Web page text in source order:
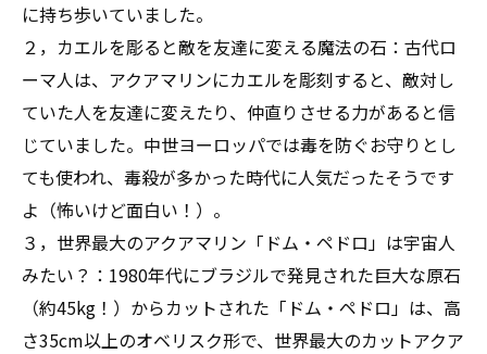
に持ち歩いていました。
２，カエルを彫ると敵を友達に変える魔法の石：古代ロ
ーマ人は、アクアマリンにカエルを彫刻すると、敵対し
ていた人を友達に変えたり、仲直りさせる力があると信
じていました。中世ヨーロッパでは毒を防ぐお守りとし
ても使われ、毒殺が多かった時代に人気だったそうです
よ（怖いけど面白い！）。
３，世界最大のアクアマリン「ドム・ペドロ」は宇宙人
みたい？：1980年代にブラジルで発見された巨大な原石
（約45kg！）からカットされた「ドム・ペドロ」は、高
さ35cm以上のオベリスク形で、世界最大のカットアクア